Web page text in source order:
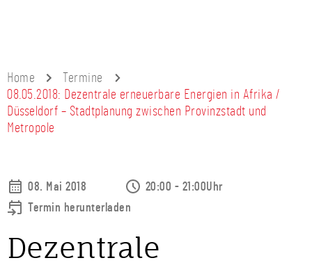
Home
Termine
08.05.2018: Dezentrale erneuerbare Energien in Afrika /
Düsseldorf – Stadtplanung zwischen Provinzstadt und
Metropole
08. Mai 2018
20:00 - 21:00Uhr
Termin herunterladen
Dezentrale